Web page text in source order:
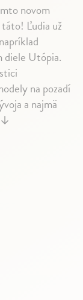
novom
Ľudia už
diele Utópia.
na pozadí
a najmä
↓